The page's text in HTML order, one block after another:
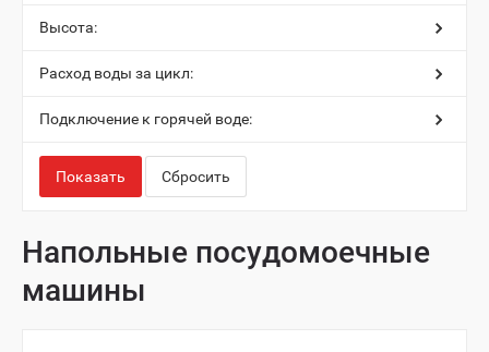
Высота:
Расход воды за цикл:
Подключение к горячей воде:
Показать Сбросить
Напольные посудомоечные
машины